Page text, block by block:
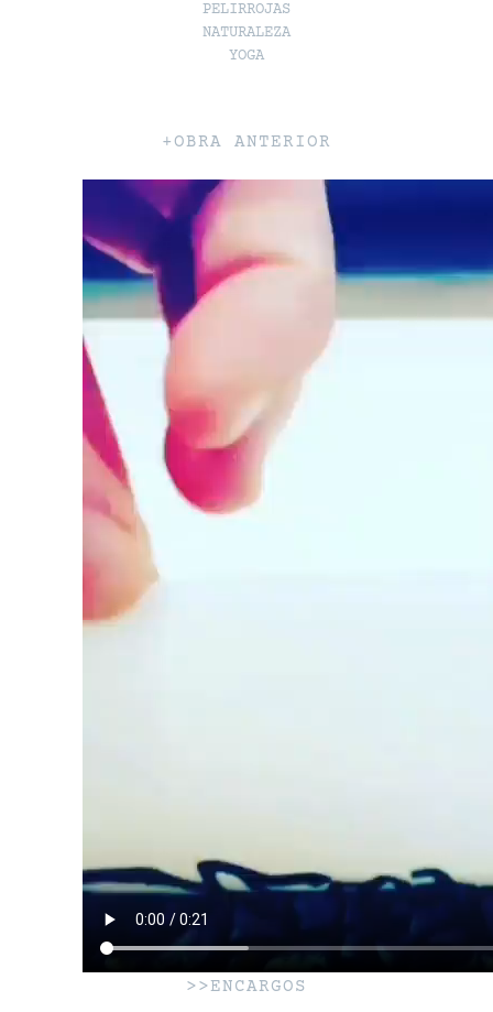
PELIRROJAS
NATURALEZA
YOGA
+OBRA ANTERIOR
>>ENCARGOS